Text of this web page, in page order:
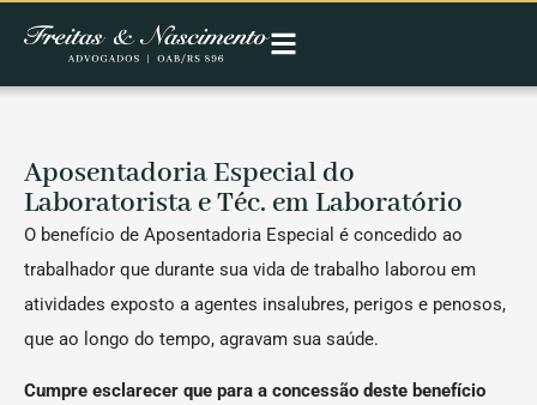
Aposentadoria Especial do
Laboratorista e Téc. em Laboratório
O benefício de Aposentadoria Especial é concedido ao
trabalhador que durante sua vida de trabalho laborou em
atividades exposto a agentes insalubres, perigos e penosos,
que ao longo do tempo, agravam sua saúde.
Cumpre esclarecer que para a concessão deste benefício